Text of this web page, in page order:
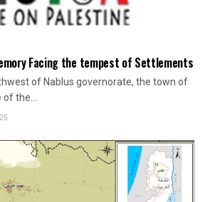
Facing the tempest of Settlements
of Nablus governorate, the town of
of the...